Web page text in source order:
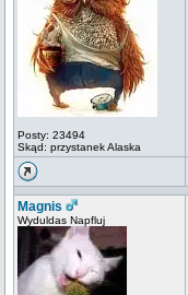
Posty: 23494
Skąd: przystanek Alaska
Magnis
Wyduldas Napfluj